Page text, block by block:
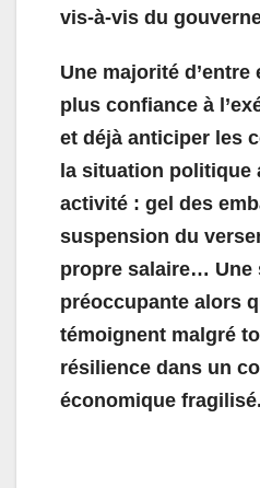
vis-à-vis du
Une majorité
plus confiance à
et déjà anticiper les
la situation politique
activité : gel des
suspension du
propre salaire… Une
préoccupante alors
témoignent malgré
résilience dans un
économique fragilisé.